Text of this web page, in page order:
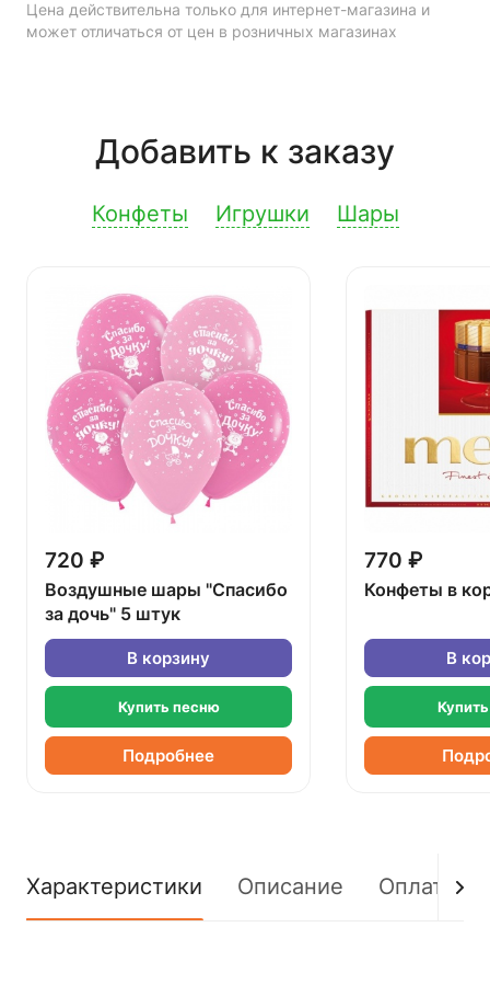
Цена действительна только для интернет-магазина и
может отличаться от цен в розничных магазинах
Добавить к заказу
Конфеты Игрушки Шары
720 ₽
Воздушные шары "Спасибо
за дочь" 5 штук
В корзину
Купить песню
Подробнее
770 ₽
Конфеты в
В
Характеристики Описание Оплата